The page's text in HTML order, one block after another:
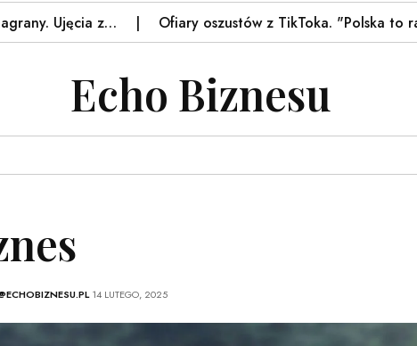
Ujęcia z… Ofiary oszustów z TikToka. "Polska to raj" –…
Echo Biznesu
14 LUTEGO, 2025